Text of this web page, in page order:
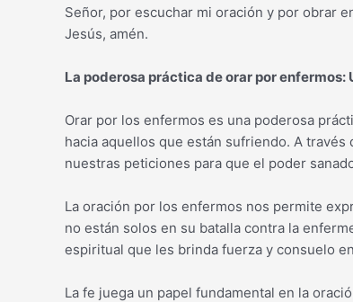
Señor, por escuchar mi oración y por obrar
Jesús, amén.
La poderosa práctica de orar por enfermos:
Orar por los enfermos es una poderosa
hacia aquellos que están sufriendo. A
nuestras peticiones para que el poder
La oración por los enfermos nos permite
no están solos en su batalla contra la
espiritual que les brinda fuerza y consuelo
La fe juega un papel fundamental en la